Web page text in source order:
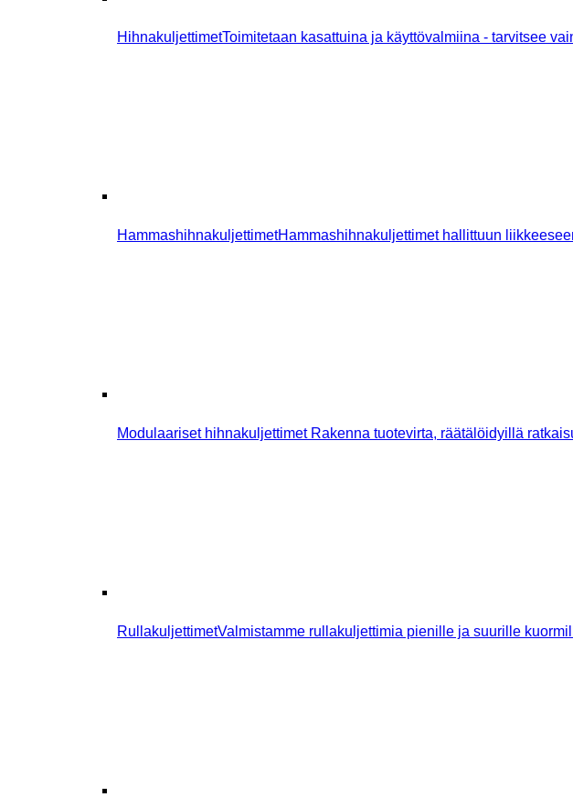
HihnakuljettimetToimitetaan kasattuina ja käyttövalmiina - tarvitsee
HammashihnakuljettimetHammashihnakuljettimet hallittuun
Modulaariset hihnakuljettimetRakenna tuotevirta, räätälöidyillä
RullakuljettimetValmistamme rullakuljettimia pienille ja suurille